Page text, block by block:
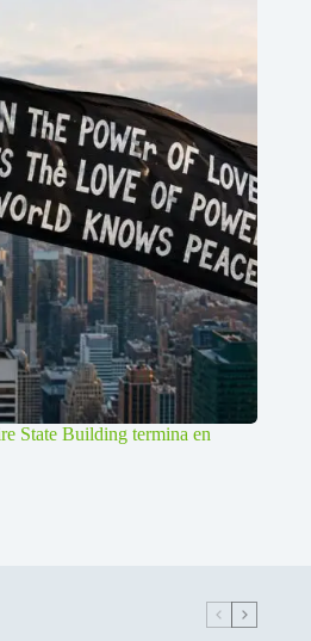
State Building termina en